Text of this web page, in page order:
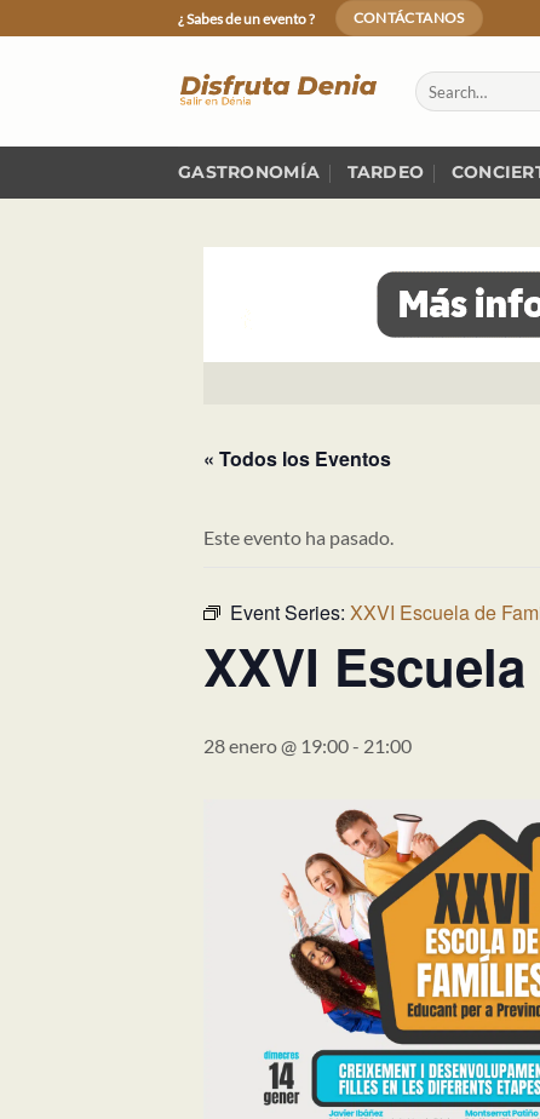
to
¿ Sabes de un evento ? CONTÁCTANOS
GASTRONOMÍA TARDEO
« Todos los Eventos
Este evento ha pasado.
Event Series: XXVI Escuela de
XXVI
28 enero @ 19:00- 21:00